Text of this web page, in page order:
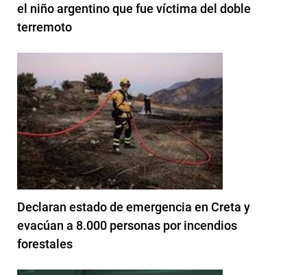
el niño argentino que fue víctima del doble
terremoto
Declaran estado de emergencia en Creta y
evacúan a 8.000 personas por incendios
forestales